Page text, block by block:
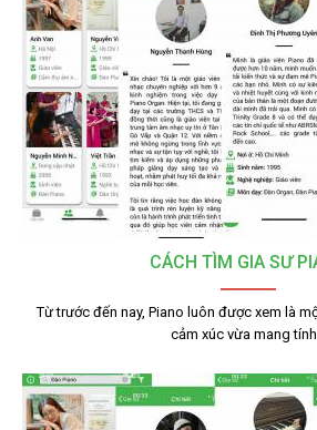
CÁCH TÌM GIA SƯ
Từ trước đến nay, Piano luôn được xem là
cảm xúc vừa mang